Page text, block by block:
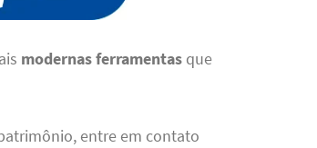
modernas ferramentas que
entre em contato